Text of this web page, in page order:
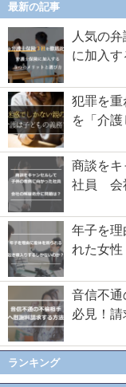
最新の記事
人気の
に加入
犯罪を
を「介
商談をキ
社員 会
年子を理
れた女
音信不通
必見！
ランキング